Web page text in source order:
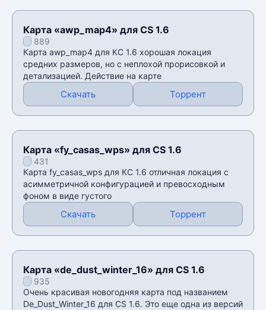
Карта «awp_map4» для CS 1.6
889
Карта awp_map4 для КС 1.6 хорошая локация
средних размеров, но с неплохой прорисовкой и
детализацией. Действие на карте
Скачать Торрент
Карта «fy_casas_wps» для CS 1.6
431
Карта fy_casas_wps для КС 1.6 отличная локация с
асимметричной конфигурацией и превосходным
фоном в виде густого
Скачать Торрент
Карта «de_dust_winter_16» для CS 1.6
935
Очень красивая новогодняя карта под названием
De_Dust_Winter_16 для CS 1.6. Это еще одна из версий